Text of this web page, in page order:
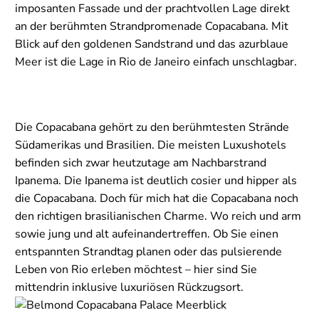
imposanten Fassade und der prachtvollen Lage direkt
an der berühmten Strandpromenade Copacabana. Mit
Blick auf den goldenen Sandstrand und das azurblaue
Meer ist die Lage in Rio de Janeiro einfach unschlagbar.
Die Copacabana gehört zu den berühmtesten Strände
Südamerikas und Brasilien. Die meisten Luxushotels
befinden sich zwar heutzutage am Nachbarstrand
Ipanema. Die Ipanema ist deutlich cosier und hipper als
die Copacabana. Doch für mich hat die Copacabana noch
den richtigen brasilianischen Charme. Wo reich und arm
sowie jung und alt aufeinandertreffen. Ob Sie einen
entspannten Strandtag planen oder das pulsierende
Leben von Rio erleben möchtest – hier sind Sie
mittendrin inklusive luxuriösen Rückzugsort.